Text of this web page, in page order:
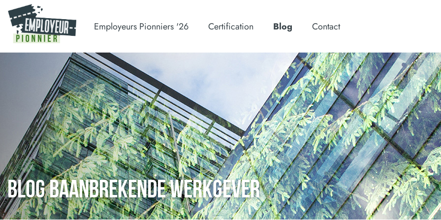
Employeurs Pionniers '26 Certification Blog Contact
BLOG BAANBREKENDE WERKGEVER